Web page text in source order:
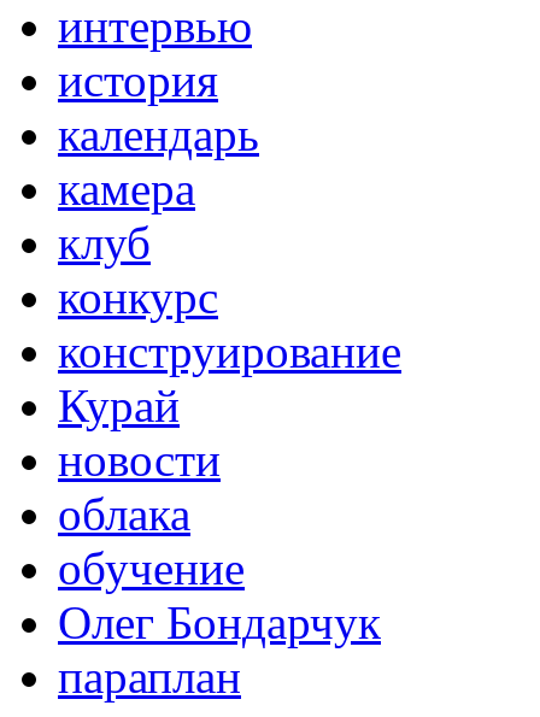
интервью
история
календарь
камера
клуб
конкурс
конструирование
Курай
новости
облака
обучение
Олег Бондарчук
параплан